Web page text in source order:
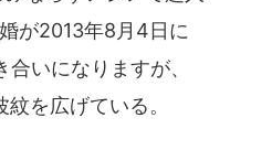
が2013年8月4日に
いになりますが、
を広げている。